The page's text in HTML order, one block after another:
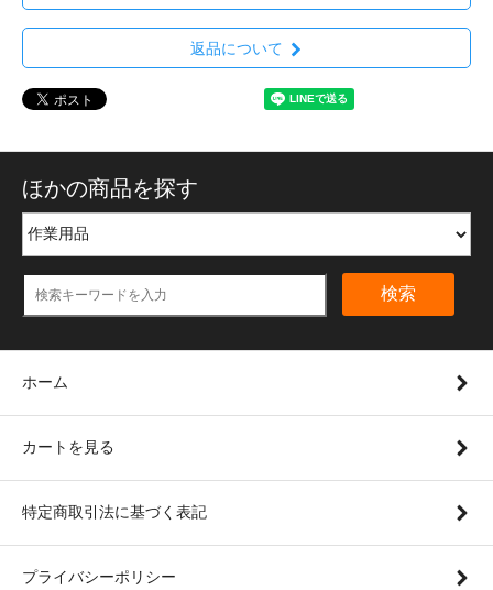
返品について
ほかの商品を探す
検索
ホーム
カートを見る
特定商取引法に基づく表記
プライバシーポリシー